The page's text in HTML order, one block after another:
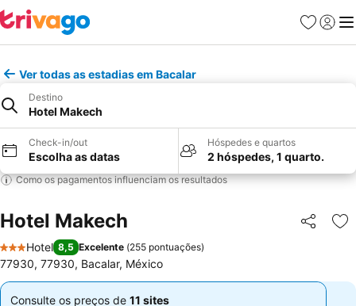
Favoritos
Iniciar
Ver todas as estadias em Bacalar
Destino
Hotel Makech
Check-in/out
Escolha as datas
Hóspedes e quartos
2 hóspedes, 1 quarto.
Como os pagamentos influenciam os resultados
Hotel Makech Partilhar
3 Estrelas
Hotel 8,5 Excelente (255 pontuações)
77930, 77930, Bacalar, México
Consulte os preços de 11 sites
Consulte os preços de 11 sites